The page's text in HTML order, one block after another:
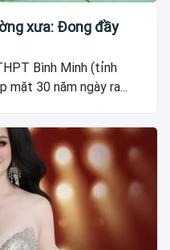
xưa: Đong đầy
Bình Minh (tỉnh
mặt 30 năm ngày ra...